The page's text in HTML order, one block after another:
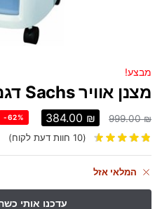
מבצע!
‏מצנן אוויר Sachs דגם EF-972
999.00₪
384.00 ₪
-62%
(
10 חוות דעת לקוח)
המלאי אזל